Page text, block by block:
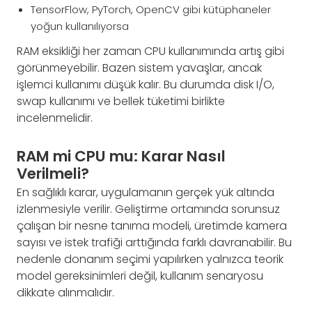
TensorFlow, PyTorch, OpenCV gibi kütüphaneler
yoğun kullanılıyorsa
RAM eksikliği her zaman CPU kullanımında artış gibi
görünmeyebilir. Bazen sistem yavaşlar, ancak
işlemci kullanımı düşük kalır. Bu durumda disk I/O,
swap kullanımı ve bellek tüketimi birlikte
incelenmelidir.
RAM mi CPU mu: Karar Nasıl
Verilmeli?
En sağlıklı karar, uygulamanın gerçek yük altında
izlenmesiyle verilir. Geliştirme ortamında sorunsuz
çalışan bir nesne tanıma modeli, üretimde kamera
sayısı ve istek trafiği arttığında farklı davranabilir. Bu
nedenle donanım seçimi yapılırken yalnızca teorik
model gereksinimleri değil, kullanım senaryosu
dikkate alınmalıdır.